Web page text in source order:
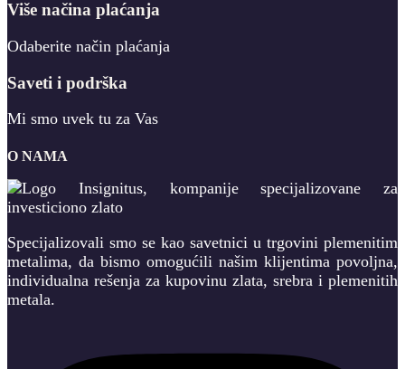
Više načina plaćanja
Odaberite način plaćanja
Saveti i podrška
Mi smo uvek tu za Vas
O NAMA
Specijalizovali smo se kao savetnici u trgovini plemenitim
metalima, da bismo omogućili našim klijentima povoljna,
individualna rešenja za kupovinu zlata, srebra i plemenitih
metala.